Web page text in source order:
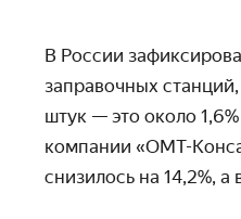
В России
заправочных
штук — это около
компании «ОМТ-
снизилось на 14,2%,